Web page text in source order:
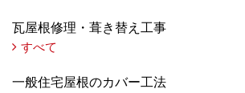
瓦屋根修理・葺き替え工事
すべて
一般住宅屋根のカバー工法